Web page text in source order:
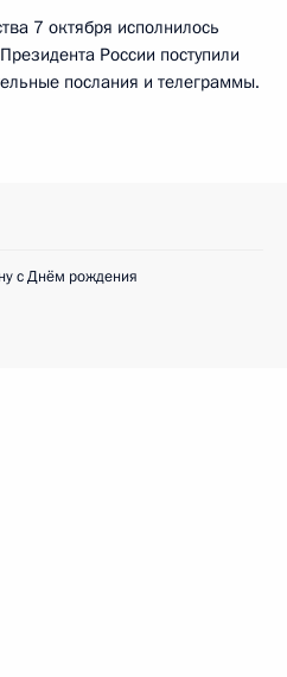
7 октября исполнилось
России поступили
послания и телеграммы.
с Днём рождения